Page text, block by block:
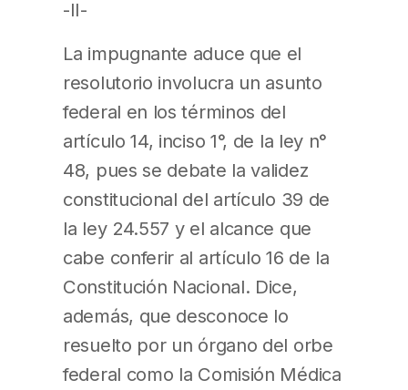
-II-
La impugnante aduce que el
resolutorio involucra un asunto
federal en los términos del
artículo 14, inciso 1°, de la ley n°
48, pues se debate la validez
constitucional del artículo 39 de
la ley 24.557 y el alcance que
cabe conferir al artículo 16 de la
Constitución Nacional. Dice,
además, que desconoce lo
resuelto por un órgano del orbe
federal como la Comisión Médica